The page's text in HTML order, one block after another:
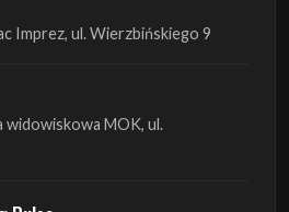
Imprez, ul. Wierzbińskiego 9
widowiskowa MOK, ul.